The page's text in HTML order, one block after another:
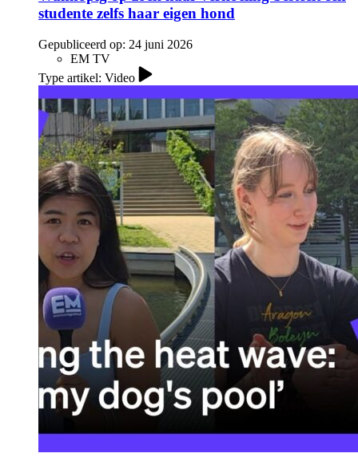
studente zelfs haar eigen hond
Gepubliceerd op: 24 juni 2026
EM TV
Type artikel: Video